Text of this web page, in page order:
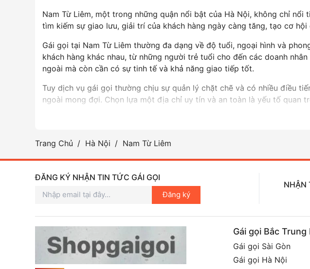
Nam Từ Liêm, một trong những quận nổi bật của Hà Nội, không chỉ
tìm kiếm sự giao lưu, giải trí của khách hàng ngày càng tăng, tạo cơ
Gái gọi tại Nam Từ Liêm thường đa dạng về độ tuổi, ngoại hình và
khách hàng khác nhau, từ những người trẻ tuổi cho đến các doanh
ngoài mà còn cần có sự tinh tế và khả năng giao tiếp tốt.
Tuy dịch vụ gái gọi thường chịu sự quản lý chặt chẽ và có nhiều điều
ngoài mong đợi. Chọn lựa một địa chỉ uy tín và an toàn là yếu tố quan
Trang Chủ Hà Nội Nam Từ Liêm
ĐĂNG KÝ NHẬN TIN TỨC GÁI GỌI
Đăng ký
NHẬN
Gái gọi Bắc Trung
Gái gọi Sài Gòn
Gái gọi Hà Nội